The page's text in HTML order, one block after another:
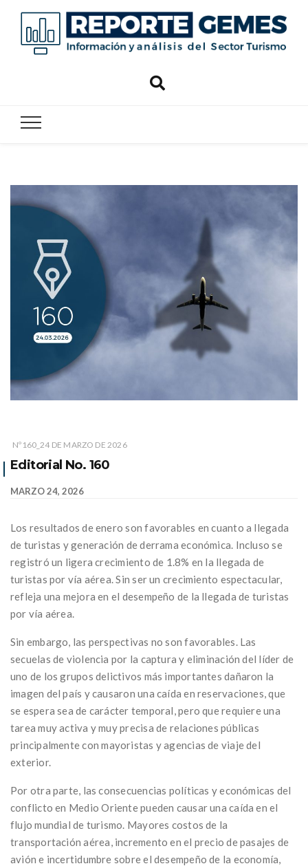
Nº160_24 DE MARZO DE 2026
Editorial No. 160
MARZO 24, 2026
Los resultados de enero son favorables en cuanto a llegada
de turistas y generación de derrama económica. Incluso se
registró un ligera crecimiento de 1.8% en la llegada de
turistas por vía aérea. Sin ser un crecimiento espectacular,
refleja una mejora en el desempeño de la llegada de turistas
por vía aérea.
Sin embargo, las perspectivas no son favorables. Las
secuelas de violencia por la captura y eliminación del líder de
uno de los grupos delictivos más importantes dañaron la
imagen del país y causaron una caída en reservaciones, que
se espera sea de carácter temporal, pero que requiere una
tarea muy activa y muy precisa de relaciones públicas
principalmente con mayoristas y agencias de viaje del
exterior.
Por otra parte, las consecuencias políticas y económicas del
conflicto en Medio Oriente pueden causar una caída en el
flujo mundial de turismo. Mayores costos de la
transportación aérea, incremento en el precio de pasajes de
avión e incertidumbre sobre el desempeño de la economía,